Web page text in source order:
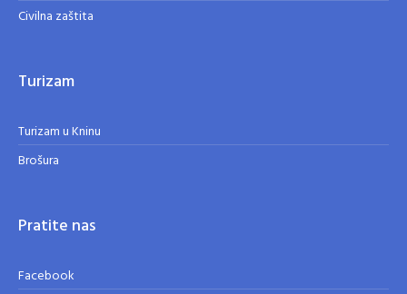
Civilna zaštita
Turizam
Turizam u Kninu
Brošura
Pratite nas
Facebook